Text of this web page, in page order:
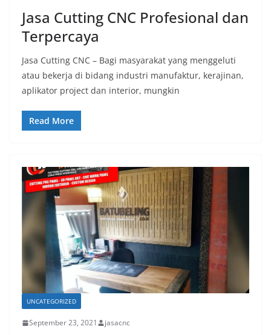
Jasa Cutting CNC Profesional dan
Terpercaya
Jasa Cutting CNC – Bagi masyarakat yang menggeluti
atau bekerja di bidang industri manufaktur, kerajinan,
aplikator project dan interior, mungkin
Read More
UNCATEGORIZED
September 23, 2021 jasacnc